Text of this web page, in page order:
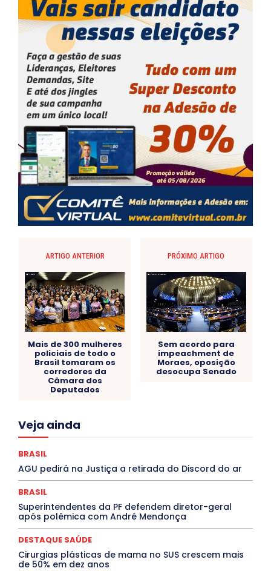
ARTIGO ANTERIOR
Mais de 300 mulheres
policiais de todo o
Brasil tomaram os
corredores da
Câmara dos
Deputados
PRÓXIMO ARTIGO
Sem acordo para
impeachment de
Moraes, oposição
desocupa Senado
Veja ainda
Acre
Congressuanas & Esplanadumas
Covid-19
Crônica Política Crônicas
CULTURA
Cultura e Tal
DANÇA Dengue
Denuncia
DESTAQUES OUTROS
DISTRITO FEDERAL
EDUCAÇÃO
ELEIÇÕES
EMPREGO E OPORTUNIDADES
Especial
Espírito Santo ESPORTE
ESTÁGIO
EVENTOS
Febre Oropouche
Goiás
INTELIGÊNCIA ARTIFICIAL
INTERNACIONAL
BRASIL
AGU pedirá na Justiça a retirada do Discord do ar
BRASIL
Superintendentes da PF defendem diretor-geral
após polêmica com André Mendonça
DESTAQUE SAÚDE
Cirurgias plásticas de mama no SUS crescem mais
de 50% em dez anos